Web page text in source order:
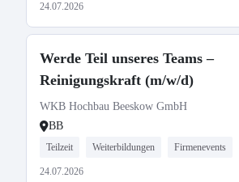
24.07.2026
Werde Teil unseres Teams –
Reinigungskraft (m/w/d)
WKB Hochbau Beeskow GmbH
BB
Teilzeit Weiterbildungen Firmenevents
24.07.2026